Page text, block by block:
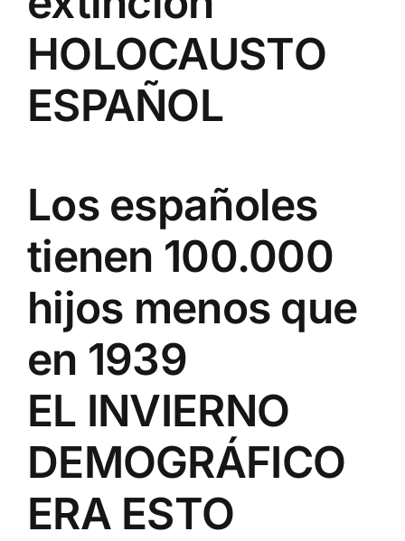
HOLOCAUSTO
ESPAÑOL
Los españoles
tienen 100.000
hijos menos que
en 1939
EL INVIERNO
DEMOGRÁFICO
ERA ESTO